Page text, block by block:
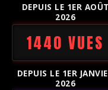
DEPUIS LE 1ER AOÛT
2026
1440 VUES
DEPUIS LE 1ER
2026